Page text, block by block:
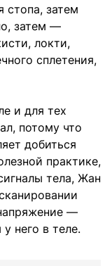
стопа, затем
затем —
локти,
сплетения,
и для тех
потому что
добиться
практике,
тела, Жан
—
него в теле.